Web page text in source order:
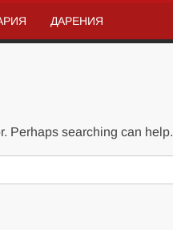
ДАРЕНИЯ
Perhaps searching can help.